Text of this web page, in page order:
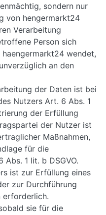
sondern nur
von hengermarkt24
Verarbeitung
Person sich
wendet,
an den
der Daten ist bei
Nutzers Art. 6 Abs. 1
der Erfüllung
der Nutzer ist
Maßnahmen,
für die
1 lit. b DSGVO.
ist zur Erfüllung eines
zur Durchführung
erforderlich.
sie für die